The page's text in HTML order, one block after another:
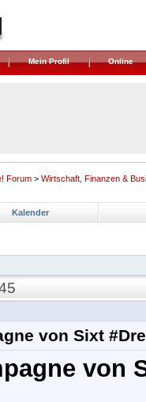
Mein Profil Online
Forum > Wirtschaft, Finanzen &
Kalender
von Sixt
von